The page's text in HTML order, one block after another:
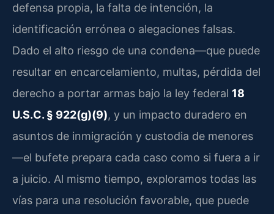
defensa propia, la falta de intención, la
identificación errónea o alegaciones falsas.
Dado el alto riesgo de una condena—que puede
resultar en encarcelamiento, multas, pérdida del
derecho a portar armas bajo la ley federal 18
U.S.C. § 922(g)(9), y un impacto duradero en
asuntos de inmigración y custodia de menores
—el bufete prepara cada caso como si fuera a ir
a juicio. Al mismo tiempo, exploramos todas las
vías para una resolución favorable, que puede